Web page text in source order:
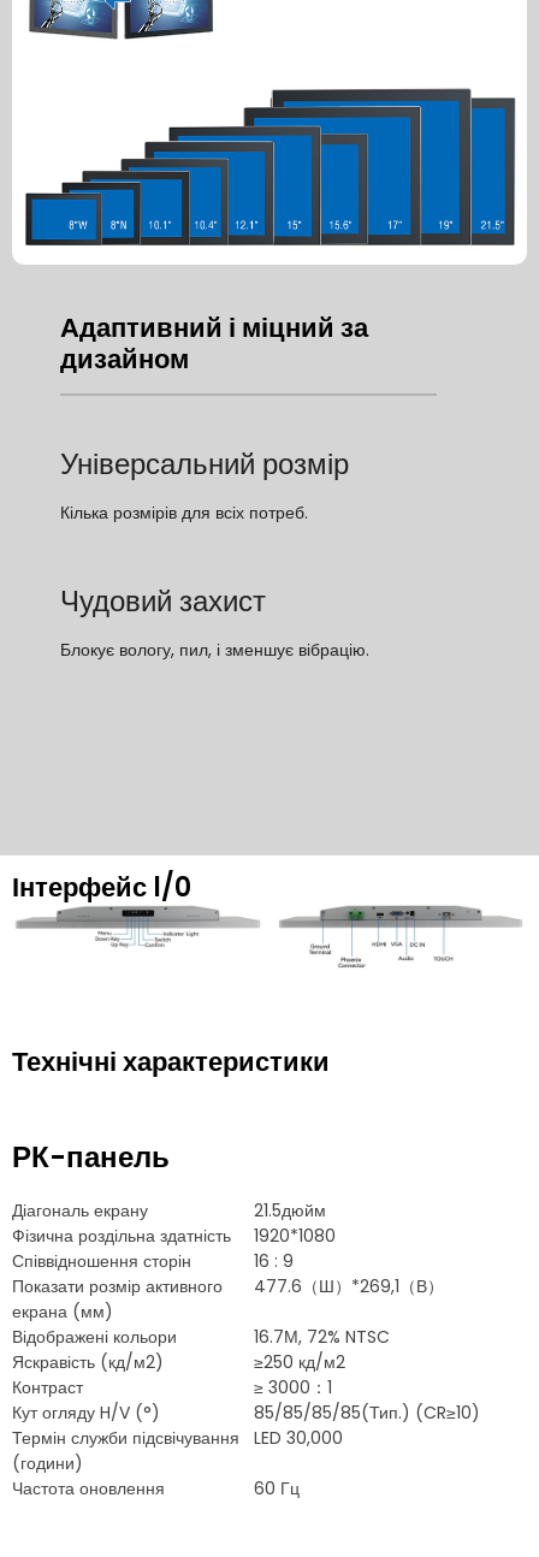
Адаптивний і міцний за
дизайном
Універсальний розмір
Кілька розмірів для всіх потреб.
Чудовий захист
Блокує вологу, пил, і зменшує вібрацію.
Інтерфейс l/0
Технічні характеристики
РК-панель
Діагональ екрану
21.5дюйм
Фізична роздільна здатність
1920*1080
Співвідношення сторін
16 : 9
Показати розмір активного
екрана (мм)
477.6（Ш）*269,1（В）
Відображені кольори
16.7М, 72% NTSC
Яскравість (кд/м2)
≥250 кд/м2
Контраст
≥ 3000：1
Кут огляду H/V (°)
85/85/85/85(Тип.) (CR≥10)
Термін служби підсвічування
(години)
LED 30,000
Частота оновлення 60 Гц